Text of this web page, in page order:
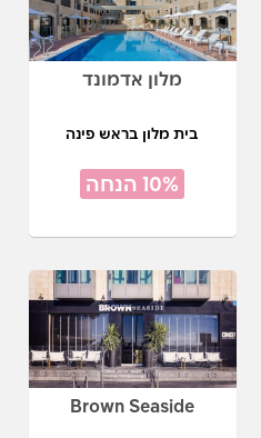
מלון אדמונד
בית מלון בראש פינה
10% הנחה
Brown Seaside